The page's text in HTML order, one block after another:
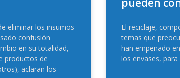
eliminar los insumos
confusión
en su totalidad,
productos de
aclaran los
El reciclaje,
temas que
han empeñado
los envases,